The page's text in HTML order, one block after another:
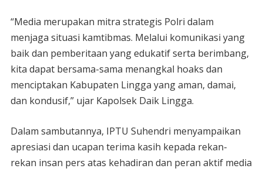
“Media merupakan mitra strategis Polri dalam
menjaga situasi kamtibmas. Melalui komunikasi yang
baik dan pemberitaan yang edukatif serta berimbang,
kita dapat bersama-sama menangkal hoaks dan
menciptakan Kabupaten Lingga yang aman, damai,
dan kondusif,” ujar Kapolsek Daik Lingga.
Dalam sambutannya, IPTU Suhendri menyampaikan
apresiasi dan ucapan terima kasih kepada rekan-
rekan insan pers atas kehadiran dan peran aktif media